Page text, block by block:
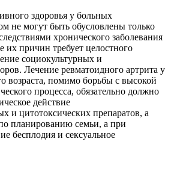
здоровья у больных
не могут быть обусловлены только
хронического заболевания
их причин требует целостного
социокультурных и
Лечение ревматоидного артрита у
возраста, помимо борьбы с высокой
процесса, обязательно должно
действие
и цитотоксических препаратов, а
планированию семьи, а при
бесплодия и сексуальное